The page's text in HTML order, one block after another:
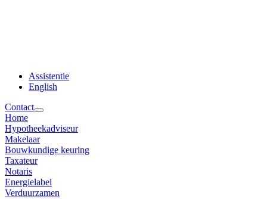
Assistentie
English
Contact
Home
Hypotheekadviseur
Makelaar
Bouwkundige keuring
Taxateur
Notaris
Energielabel
Verduurzamen